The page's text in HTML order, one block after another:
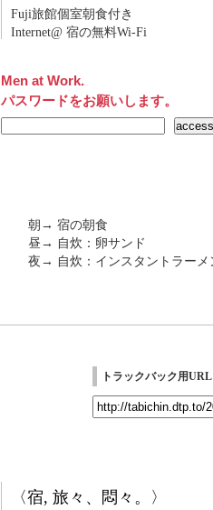
Fuji旅館個室朝食付き
Internet@ 宿の無料Wi-Fi
Men at Work.
パスワードをお願いします。
朝→ 宿の朝食
昼→ 自炊：卵サンド
夜→ 自炊：インスタントラーメ
トラックバック用URL
〈宿, 旅々、悶々。〉